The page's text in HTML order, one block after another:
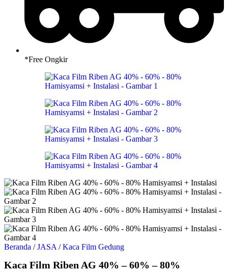
*Free Ongkir
Beranda / JASA / Kaca Film Gedung
Kaca Film Riben AG 40% – 60% – 80%